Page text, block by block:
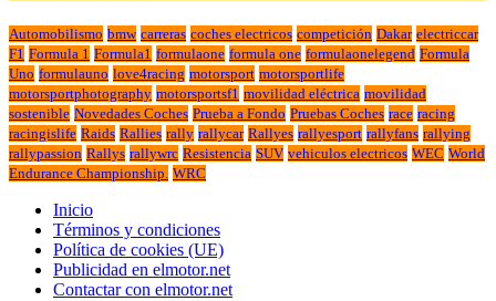
Automobilismo bmw carreras coches electricos competición Dakar electriccar
F1 Formula 1 Formula1 formulaone formula one formulaonelegend Formula
Uno formulauno love4racing motorsport motorsportlife
motorsportphotography motorsportsf1 movilidad eléctrica movilidad
sostenible Novedades Coches Prueba a Fondo Pruebas Coches race racing
racingislife Raids Rallies rally rallycar Rallyes rallyesport rallyfans rallying
rallypassion Rallys rallywrc Resistencia SUV vehiculos electricos WEC World
Endurance Championship. WRC
Inicio
Términos y condiciones
Política de cookies (UE)
Publicidad en elmotor.net
Contactar con elmotor.net